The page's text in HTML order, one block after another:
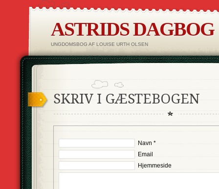
ASTRIDS DAGBOG
UNGDOMSBOG AF LOUISE URTH OLSEN
SKRIV I GÆSTEBOGEN
Navn *
Email
Hjemmeside